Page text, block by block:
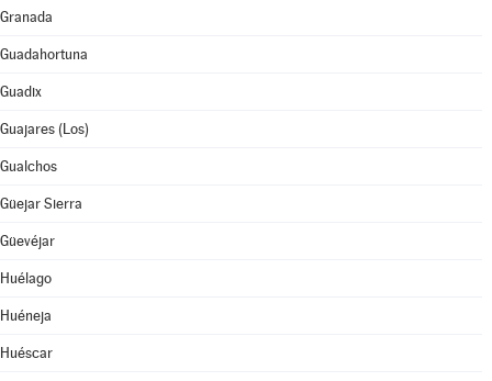
Granada
Guadahortuna
Guadix
Guajares (Los)
Gualchos
Güejar Sierra
Güevéjar
Huélago
Huéneja
Huéscar